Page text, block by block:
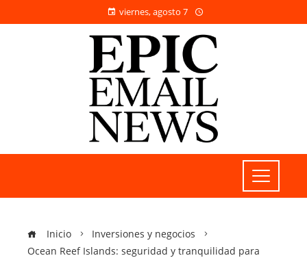
viernes, agosto 7
Inicio
Inversiones y negocios
Ocean Reef Islands: seguridad y tranquilidad para